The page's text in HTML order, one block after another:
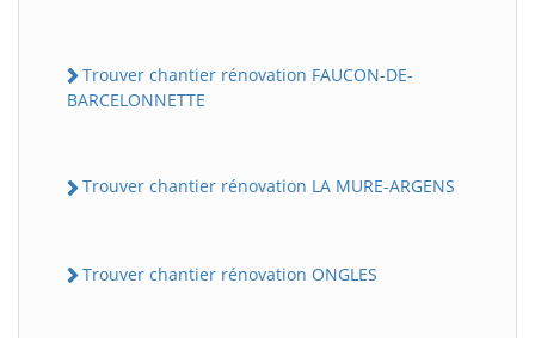
Trouver chantier rénovation FAUCON-DE-
BARCELONNETTE
Trouver chantier rénovation LA MURE-ARGENS
Trouver chantier rénovation ONGLES